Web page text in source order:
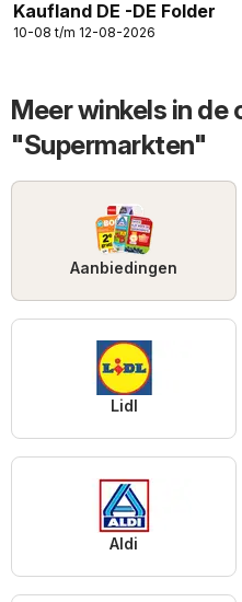
Kaufland DE -DE Folder
10-08 t/m 12-08-2026
Meer winkels in de
"Supermarkten"
Aanbiedingen
Lidl
Aldi